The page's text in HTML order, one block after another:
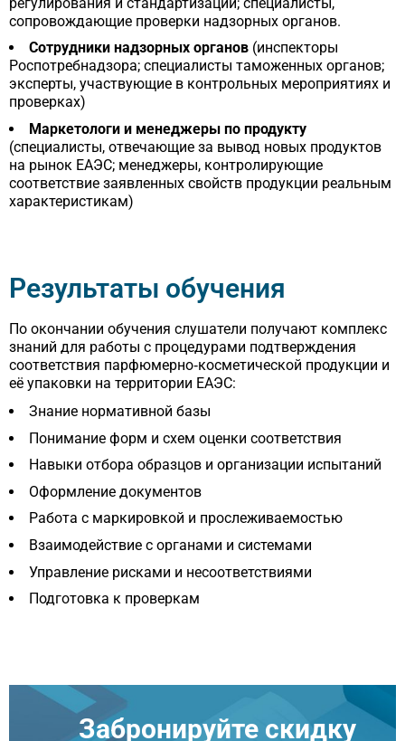
сопровождающие проверки надзорных органов.
Сотрудники надзорных органов (инспекторы
Роспотребнадзора; специалисты таможенных органов;
эксперты, участвующие в контрольных мероприятиях и
проверках)
Маркетологи и менеджеры по продукту
(специалисты, отвечающие за вывод новых продуктов
на рынок ЕАЭС; менеджеры, контролирующие
соответствие заявленных свойств продукции реальным
характеристикам)
Результаты обучения
По окончании обучения слушатели получают комплекс
знаний для работы с процедурами подтверждения
соответствия парфюмерно‑косметической продукции и
её упаковки на территории ЕАЭС:
Знание нормативной базы
Понимание форм и схем оценки соответствия
Навыки отбора образцов и организации испытаний
Оформление документов
Работа с маркировкой и прослеживаемостью
Взаимодействие с органами и системами
Управление рисками и несоответствиями
Подготовка к проверкам
Забронируйте скидку